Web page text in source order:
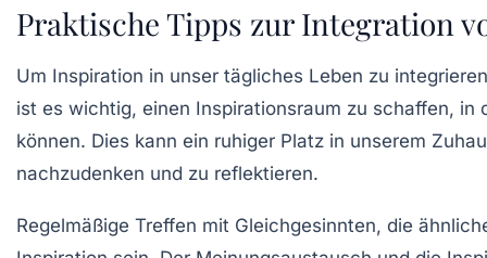
Praktische Tipps zur Integration
Um Inspiration in unser tägliches Leben zu
ist es wichtig, einen Inspirationsraum zu schaffen, in
können. Dies kann ein ruhiger Platz in unserem
nachzudenken und zu reflektieren.
Regelmäßige Treffen mit Gleichgesinnten, die